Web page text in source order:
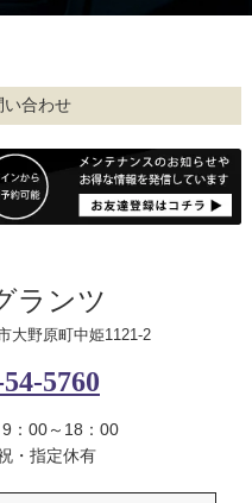
い合わせ
ランツ
大野原町中姫1121-2
5760
：00～18：00
・指定休有